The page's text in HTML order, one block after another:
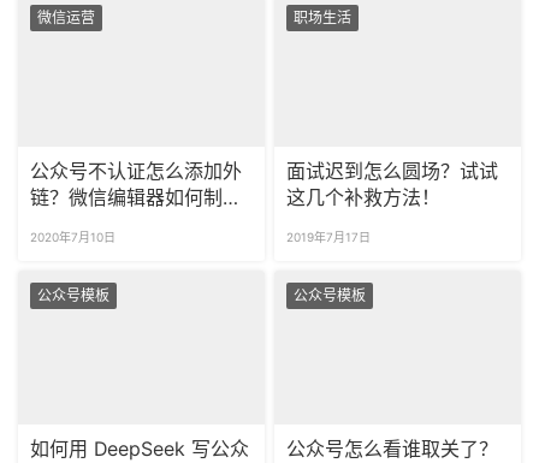
微信运营
公众号不认证怎么添加外
链？微信编辑器如何制作
2020年7月10日
职场生活
面试迟到怎么圆场？试试
这几个补救方法！
2019年7月17日
公众号模板
如何用 DeepSeek 写公众
公众号模板
公众号怎么看谁取关了？